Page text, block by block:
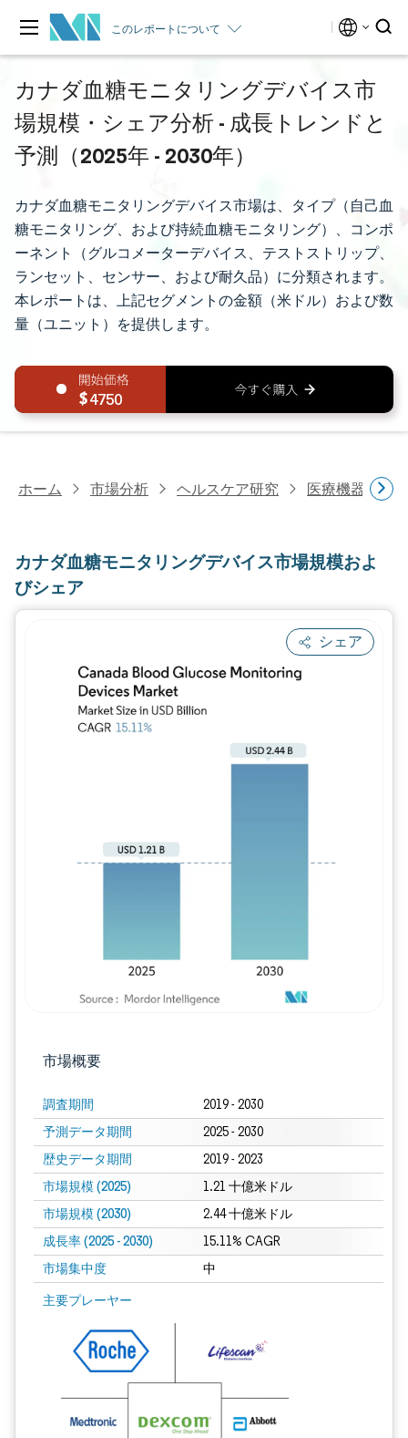
このレポートについて
カナダ血糖モニタリングデバイス市
場規模・シェア分析 - 成長トレンドと
予測（2025年 - 2030年）
カナダ血糖モニタリングデバイス市場は、タイプ（自己血
糖モニタリング、および持続血糖モニタリング）、コンポ
ーネント（グルコメーターデバイス、テストストリップ、
ランセット、センサー、および耐久品）に分類されます。
本レポートは、上記セグメントの金額（米ドル）および数
量（ユニット）を提供します。
4750
ホーム 市場分析 ヘルスケア研究 医療機器研究
カナダ血糖モニタリングデバイス市場規模およ
びシェア
シェア
市場概要
調査期間 2019 - 2030
予測データ期間 2025 - 2030
歴史データ期間 2019 - 2023
市場規模 (2025) 1.21 十億米ドル
市場規模 (2030) 2.44 十億米ドル
成長率 (2025 - 2030) 15.11% CAGR
市場集中度 中
主要プレーヤー
画像 © Mordor Intelligence。再利用にはCC BY 4.0の表示が必要です。